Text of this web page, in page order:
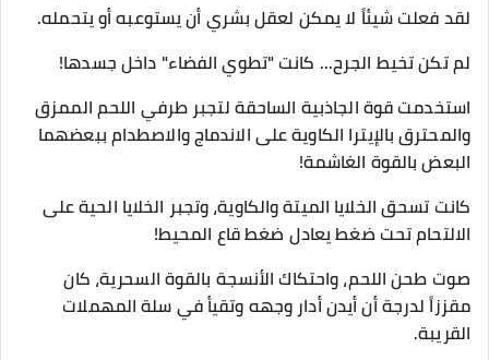
​لقد فعلت شيئاً لا يمكن لعقل بشري أن يستوعبه أو يتحمله.
​لم تكن تخيط الجرح... كانت "تطوي الفضاء" داخل جسدها!
​استخدمت قوة الجاذبية الساحقة لتجبر طرفي اللحم الممزق
والمحترق بالإيترا الكاوية على الاندماج والاصطدام ببعضهما
البعض بالقوة الغاشمة!
كانت تسحق الخلايا الميتة والكاوية، وتجبر الخلايا الحية على
الالتحام تحت ضغط يعادل ضغط قاع المحيط!
​صوت طحن اللحم، واحتكاك الأنسجة بالقوة السحرية، كان
مقززاً لدرجة أن أيدن أدار وجهه وتقيأ في سلة المهملات
القريبة.